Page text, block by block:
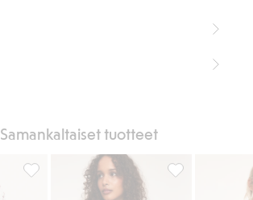
Samankaltaiset tuotteet
Aamutakki musliinista., Lisää suosikkeihin
Aamutakki